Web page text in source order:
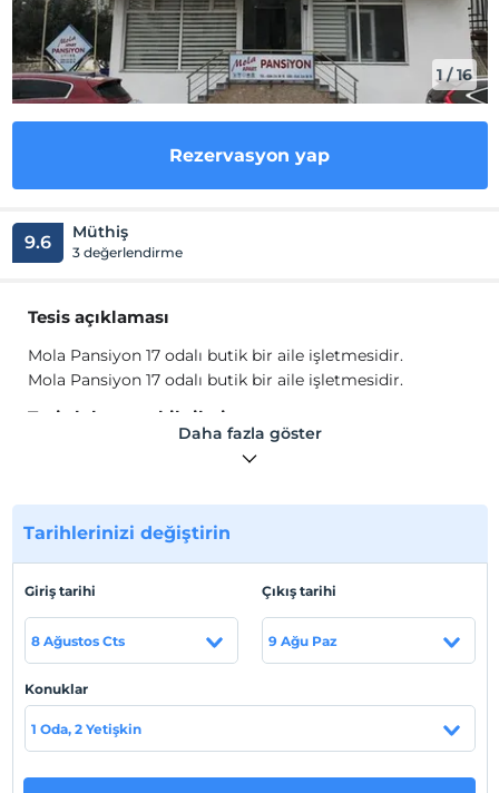
1/16
Rezervasyon yap
9.6 Müthiş
3 değerlendirme
Tesis açıklaması
Mola Pansiyon 17 odalı butik bir aile işletmesidir.
Mola Pansiyon 17 odalı butik bir aile işletmesidir.
Tesis lokasyon bilgileri
Mola Pansiyon Çanakkale Merkez'de yer alan bir aile
mesafededir.
Haritada Göster
Otel koşulları
Check/in
En erken saat 13:00 ve sonrası
Daha fazla göster
Tarihlerinizi değiştirin
Giriş tarihi
8 Ağustos Cts
Çıkış tarihi
9 Ağu Paz
Konuklar
1 Oda, 2 Yetişkin